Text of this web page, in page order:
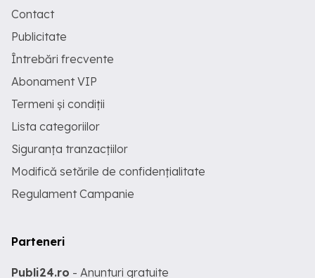
Contact
Publicitate
Întrebări frecvente
Abonament VIP
Termeni și condiții
Lista categoriilor
Siguranța tranzacțiilor
Modifică setările de confidențialitate
Regulament Campanie
Parteneri
Publi24.ro - Anunturi gratuite